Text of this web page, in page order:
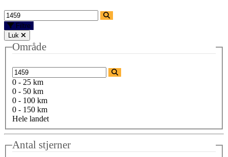
Filtre
Luk
Område
0 - 25 km
0 - 50 km
0 - 100 km
0 - 150 km
Hele landet
Antal stjerner